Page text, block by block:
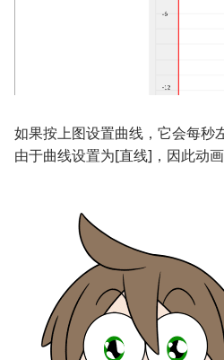
如果按上图设置曲线，它会每秒
由于曲线设置为[直线]，因此动画